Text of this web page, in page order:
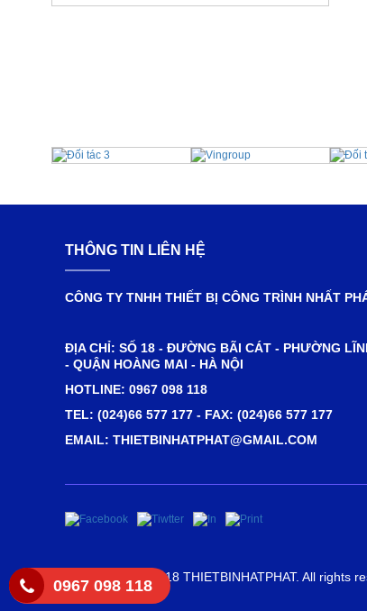
THÔNG TIN LIÊN HỆ
CÔNG TY TNHH THIẾT BỊ CÔNG TRÌNH NHẤT
ĐỊA CHỈ: SỐ 18 - ĐƯỜNG BÃI CÁT - PHƯỜNG
- QUẬN HOÀNG MAI - HÀ NỘI
HOTLINE: 0967 098 118
TEL: (024)66 577 177 - FAX: (024)66 577 177
EMAIL: THIETBINHATPHAT@GMAIL.COM
Copyright ©2018 THIETBINHATPHAT. All rights
0967 098 118